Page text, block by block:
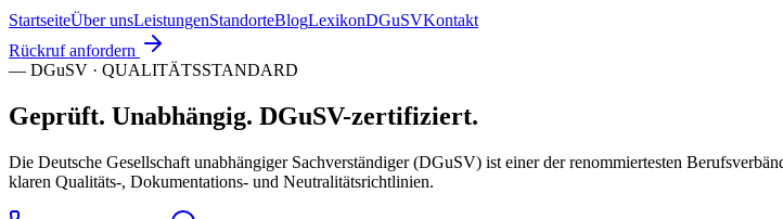
StartseiteÜber unsLeistungenStandorteBlogLexikonDGuSVKontakt
Rückruf anfordern
— DGuSV · QUALITÄTSSTANDARD
Geprüft. Unabhängig. DGuSV-zertifiziert.
Die Deutsche Gesellschaft unabhängiger Sachverständiger (DGuSV) ist einer der renommiertesten
klaren Qualitäts-, Dokumentations- und Neutralitätsrichtlinien.